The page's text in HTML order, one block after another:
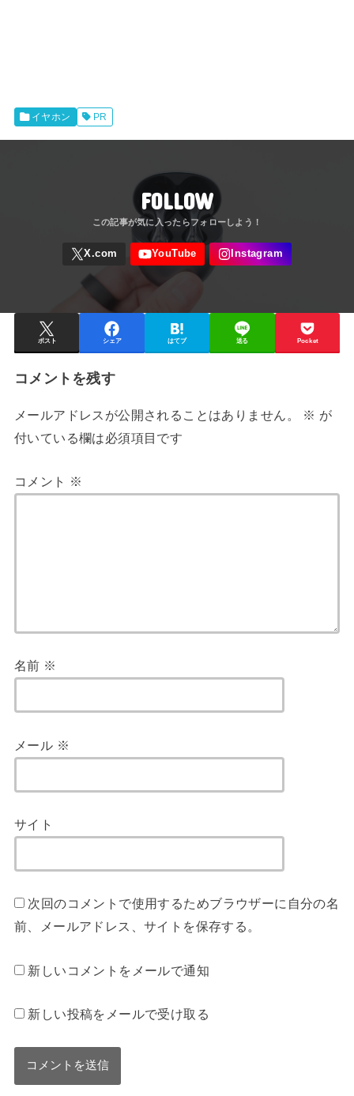
イヤホン PR
FOLLOW
ポスト シェア はてブ 送る Pocket
コメントを残す
メールアドレスが公開されることはありません。 ※ が
付いている欄は必須項目です
コメント ※
名前 ※
メール ※
サイト
次回のコメントで使用するためブラウザーに自分の名
前、メールアドレス、サイトを保存する。
新しいコメントをメールで通知
新しい投稿をメールで受け取る